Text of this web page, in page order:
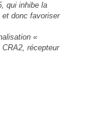
qui inhibe la
donc favoriser
«
récepteur